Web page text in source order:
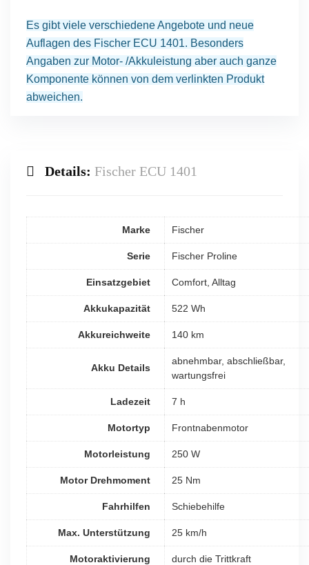
Es gibt viele verschiedene Angebote und neue
Auflagen des Fischer ECU 1401. Besonders
Angaben zur Motor- /Akkuleistung aber auch ganze
Komponente können von dem verlinkten Produkt
abweichen.
Details: Fischer ECU 1401
Marke Fischer
Serie Fischer Proline
Einsatzgebiet Comfort, Alltag
Akkukapazität 522 Wh
Akkureichweite 140 km
Akku Details
abnehmbar, abschließbar,
wartungsfrei
Ladezeit 7 h
Motortyp Frontnabenmotor
Motorleistung 250 W
Motor Drehmoment 25 Nm
Fahrhilfen Schiebehilfe
Max. Unterstützung 25 km/h
Motoraktivierung durch die Trittkraft